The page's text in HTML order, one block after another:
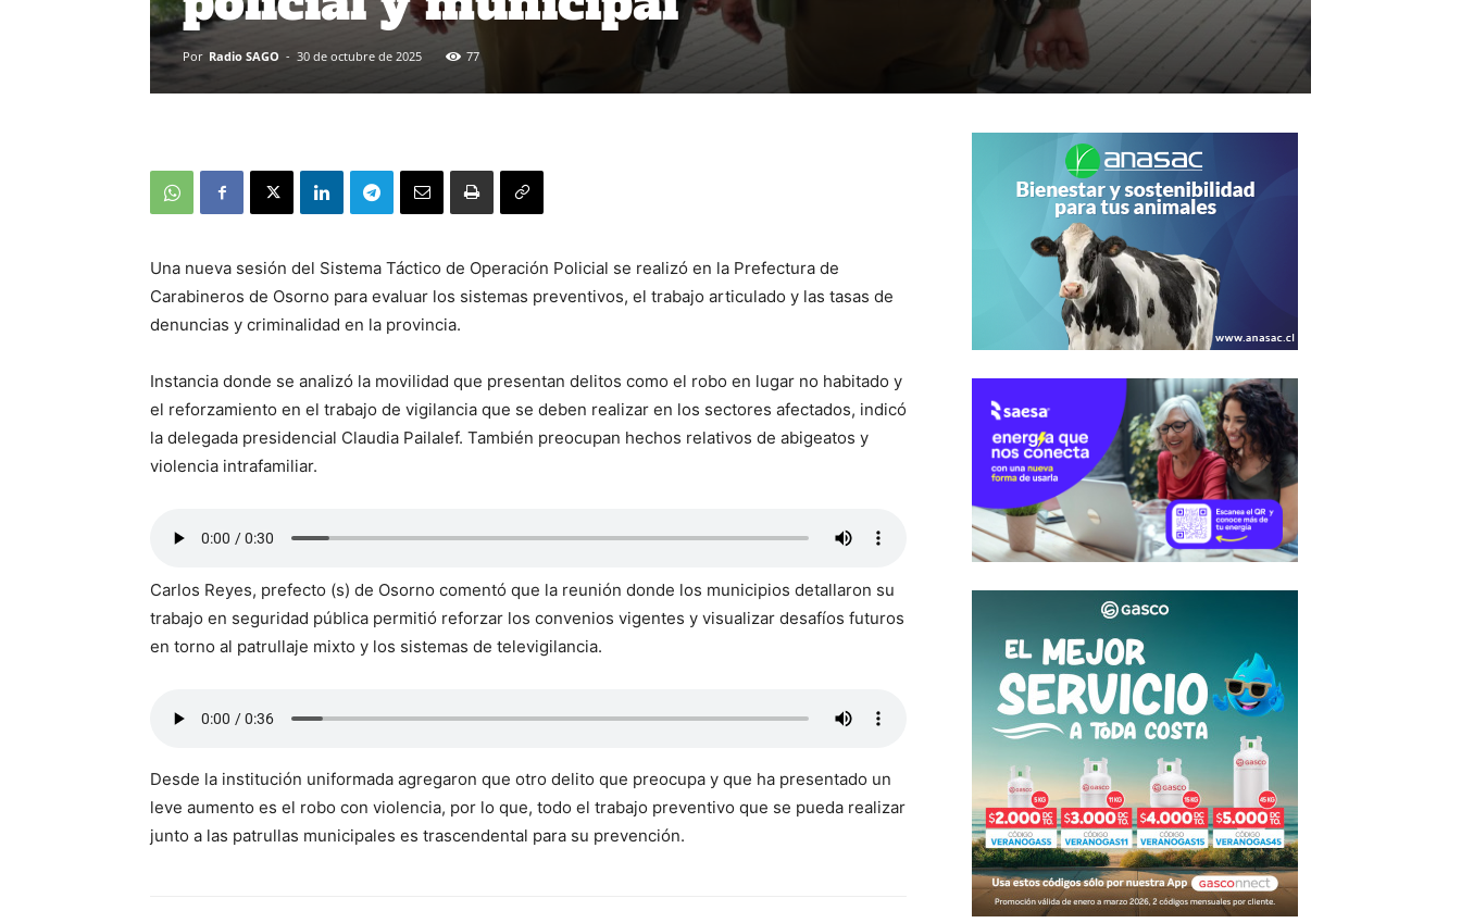
Por Radio SAGO - 30 de octubre de 2025 77
Una nueva sesión del Sistema Táctico de Operación Policial se realizó en la Prefectura de
Carabineros de Osorno para evaluar los sistemas preventivos, el trabajo articulado y las tasas de
denuncias y criminalidad en la provincia.
Instancia donde se analizó la movilidad que presentan delitos como el robo en lugar no habitado y
el reforzamiento en el trabajo de vigilancia que se deben realizar en los sectores afectados, indicó
la delegada presidencial Claudia Pailalef. También preocupan hechos relativos de abigeatos y
violencia intrafamiliar.
Carlos Reyes, prefecto (s) de Osorno comentó que la reunión donde los municipios detallaron su
trabajo en seguridad pública permitió reforzar los convenios vigentes y visualizar desafíos futuros
en torno al patrullaje mixto y los sistemas de televigilancia.
Desde la institución uniformada agregaron que otro delito que preocupa y que ha presentado un
leve aumento es el robo con violencia, por lo que, todo el trabajo preventivo que se pueda realizar
junto a las patrullas municipales es trascendental para su prevención.